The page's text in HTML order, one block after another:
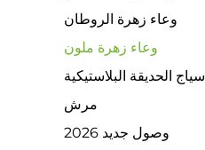
وعاء زهرة الروطان
وعاء زهرة ملون
سياج الحديقة البلاستيكية
مرش
2026 وصول جديد